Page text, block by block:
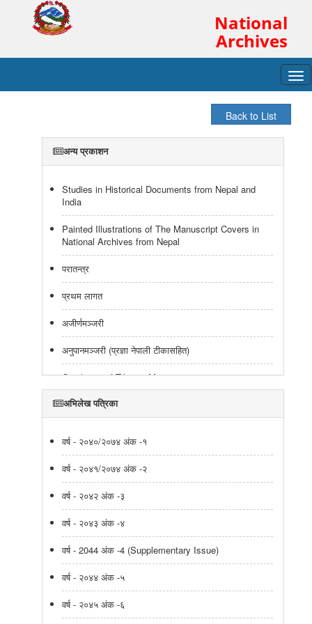
National
Archives
अन्य प्रकाशन
Studies in Historical Documents from Nepal and
India
Painted Illustrations of The Manuscript Covers in
National Archives from Nepal
परातन्त्र
प्रथम लागत
अजीर्णमञ्जरी
अनुपानमञ्जरी (प्रज्ञा नेपाली टीकासहित)
Catalogue of Tibetan Manuscripts
Catalogue of Tibetan Texts
Tibetan Manuscripts Catalogue
Catalogue of Tibetan Texts
Catalogue of Tibetan Texts
वास्तुशास्त्रीय ग्रन्थहरुको संक्षिप्त अध्ययन
शिवधर्मोत्तर(शिवधर्म पुराण द्धितीयखण्ड)
ऐतिहासिक कुण्डली
अभिलेख पत्रिका
वर्ष - २०४०/२०७४ अंक -१
वर्ष - २०४१/२०७४ अंक -२
वर्ष - २०४२ अंक -३
वर्ष - २०४३ अंक -४
वर्ष - 2044 अंक -4 (Supplementary Issue)
वर्ष - २०४४ अंक -५
वर्ष - २०४५ अंक -६